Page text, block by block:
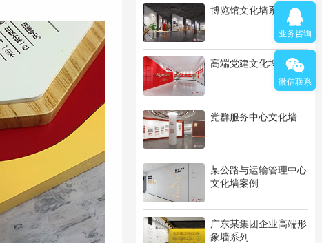
博览馆文化墙系列
高端党建文化墙系列
党群服务中心文化墙
某公路与运输管理中心
文化墙案例
广东某集团企业高端形
象墙系列
业务咨询
微信联系